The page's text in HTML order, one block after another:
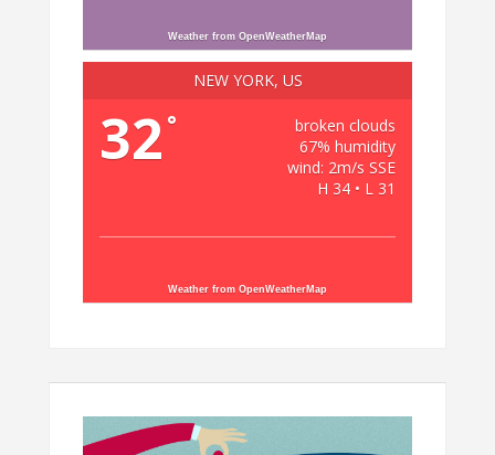
Weather from OpenWeatherMap
NEW YORK, US
32 °
broken clouds
67% humidity
wind: 2m/s SSE
H 34 • L 31
Weather from OpenWeatherMap